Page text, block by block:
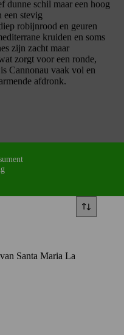
dunne schil maar een hoog
een stevig
robijnrood en geuren
kruiden en soms
zijn zacht maar
zorgt voor een ronde,
Cannonau vaak vol en
afdronk.